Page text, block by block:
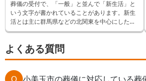
葬儀の受付で、「一般」と並んで「新生活」と
いう文字が書かれていることがあります。新生
活とは主に群馬県などの北関東を中心にした、
お香典の金額にまつわる風習です。知らない方
際には意味やマナーを確認しておきましょう。
よくある質問
Q 小美玉市の葬儀に対応している葬